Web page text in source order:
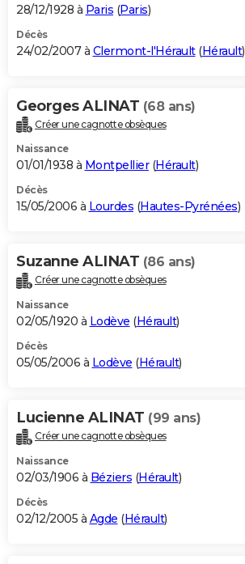
28/12/1928 à Paris (Paris)
Décès
24/02/2007 à Clermont-l'Hérault(Hérault)
Georges ALINAT (68 ans)
Créer une cagnotte obsèques
Naissance
01/01/1938 à Montpellier(Hérault)
Décès
15/05/2006 à Lourdes (Hautes-Pyrénées)
Suzanne ALINAT (86 ans)
Créer une cagnotte obsèques
Naissance
02/05/1920 à Lodève (Hérault)
Décès
05/05/2006 à Lodève (Hérault)
Lucienne ALINAT (99 ans)
Créer une cagnotte obsèques
Naissance
02/03/1906 à Béziers (Hérault)
Décès
02/12/2005 à Agde (Hérault)